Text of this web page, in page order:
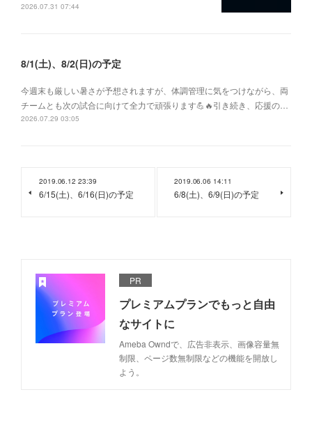
2026.07.31 07:44
8/1(土)、8/2(日)の予定
今週末も厳しい暑さが予想されますが、体調管理に気をつけながら、両
チームとも次の試合に向けて全力で頑張ります💪🔥引き続き、応援の…
2026.07.29 03:05
2019.06.12 23:39
6/15(土)、6/16(日)の予定
2019.06.06 14:11
6/8(土)、6/9(日)の予定
PR
プレミアムプランでもっと自由
なサイトに
Ameba Owndで、広告非表示、画像容量無
制限、ページ数無制限などの機能を開放し
よう。